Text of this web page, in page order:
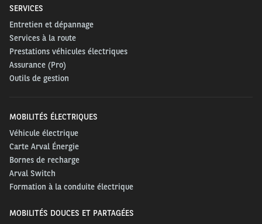
SERVICES
Entretien et dépannage
Services à la route
Prestations véhicules électriques
Assurance (Pro)
Outils de gestion
MOBILITÉS ÉLECTRIQUES
Véhicule électrique
Carte Arval Énergie
Bornes de recharge
Arval Switch
Formation à la conduite électrique
MOBILITÉS DOUCES ET PARTAGÉES